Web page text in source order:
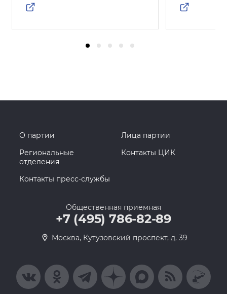
О партии
Лица партии
Региональные
отделения
Контакты ЦИК
Контакты пресс-службы
Общественная приемная
+7 (495) 786-82-89
Москва, Кутузовский проспект, д. 39